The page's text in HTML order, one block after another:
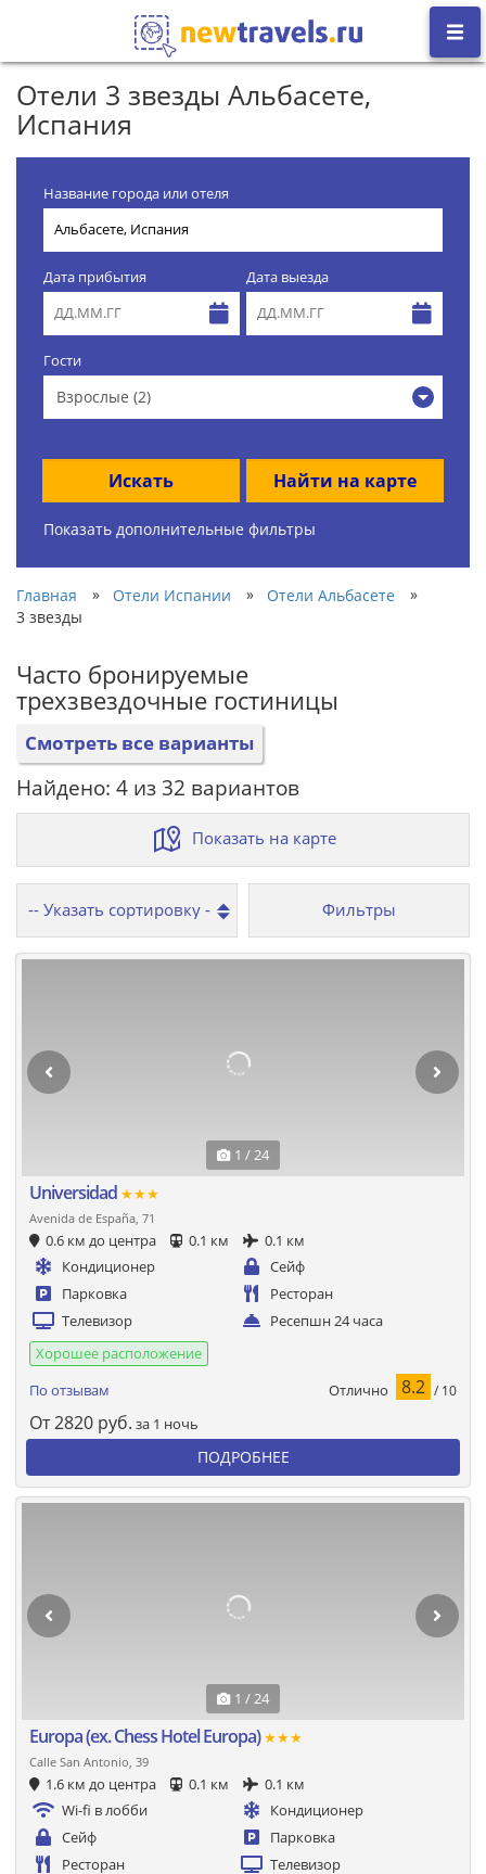
Отели 3 звезды Альбасете,
Испания
Название города или отеля
Дата прибытия Дата выезда
Гости
Взрослые (2)
Искать Найти на карте
Показать дополнительные фильтры
Главная » Отели Испании » Отели Альбасете
»
3 звезды
Часто бронируемые
трехзвездочные гостиницы
Смотреть все варианты
Найдено: 4 из 32 вариантов
Показать на карте
Фильтры
1 / 24
Universidad ★★★
Avenida de España, 71
0.6 км до центра 0.1 км
0.1 км
Кондиционер
Сейф
Парковка
Ресторан
Телевизор
Ресепшн 24 часа
Хорошее расположение
По отзывам
Отлично 8.2 / 10
От2820 руб. за 1 ночь
ПОДРОБНЕЕ
1 / 24
Europa (ех. Chess Hotel Europa)★★★
Calle San Antonio, 39
1.6 км до центра 0.1 км
0.1 км
Wi-fi в лобби
Кондиционер
Сейф
Парковка
Ресторан
Телевизор